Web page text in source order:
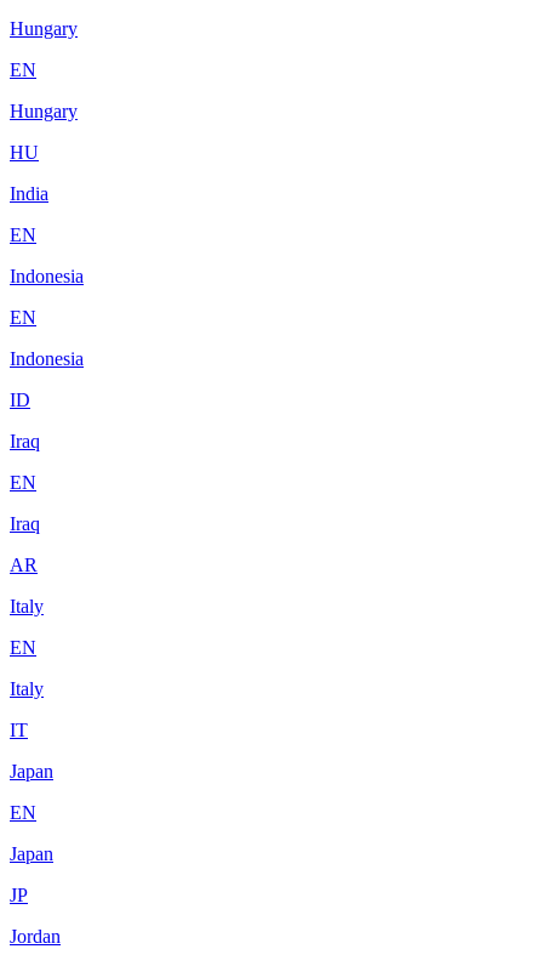
Hungary
EN
Hungary
HU
India
EN
Indonesia
EN
Indonesia
ID
Iraq
EN
Iraq
AR
Italy
EN
Italy
IT
Japan
EN
Japan
JP
Jordan